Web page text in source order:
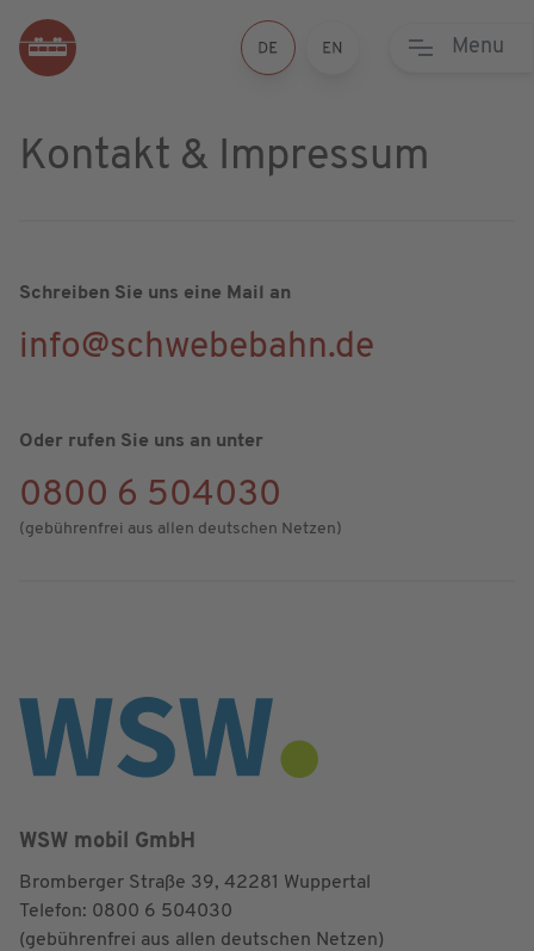
Menu
Kontakt & Impressum
Schreiben Sie uns eine Mail an
info@schwebebahn.de
Oder rufen Sie uns an unter
0800 6 504030
(gebührenfrei aus allen deutschen Netzen)
WSW mobil GmbH
Bromberger Straße 39, 42281 Wuppertal
Telefon: 0800 6 504030
(gebührenfrei aus allen deutschen Netzen)